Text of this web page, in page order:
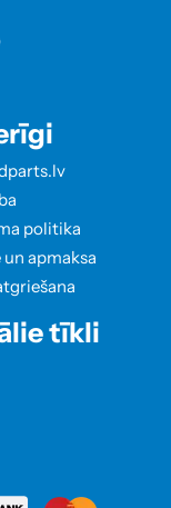
politika
un apmaksa
tīkli